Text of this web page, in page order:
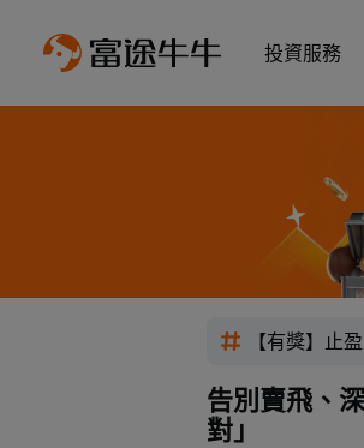
投資服務
【有獎】止
告別賣飛、
對」